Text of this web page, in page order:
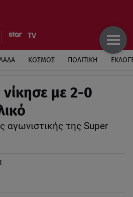
ΚΟΣΜΟΣ ΠΟΛΙΤΙΚΗ
με 2-0
αγωνιστικής της Super